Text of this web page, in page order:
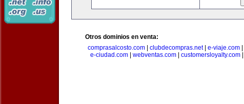
Otros dominios en venta:
comprasalcosto.com
clubdecompras.net| e-viaje.com
e-ciudad.com| webventas.com| customersloyalty.com|